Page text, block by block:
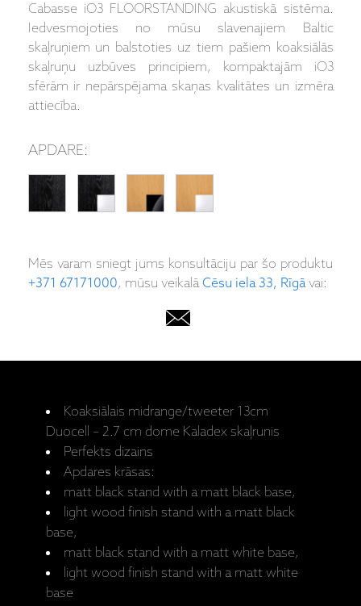
Cabasse iO3 FLOORSTANDING akustiskā sistēma.
Iedvesmojoties no mūsu slavenajiem Baltic
skaļruņiem un balstoties uz tiem pašiem koaksiālās
skaļruņu uzbūves principiem, kompaktajām iO3
sfērām ir nepārspējama skaņas kvalitātes un izmēra
attiecība.
APDARE:
Mēs varam sniegt jums konsultāciju par šo produktu
+371 67171000, mūsu veikalāCēsu iela 33, Rīgāvai:
Koaksiālais midrange/tweeter 13cm
Duocell – 2.7 cm dome Kaladex skaļrunis
Perfekts dizains
Apdares krāsas:
matt black stand with a matt black base,
light wood finish stand with a matt black
base,
matt black stand with a matt white base,
light wood finish stand with a matt white
base